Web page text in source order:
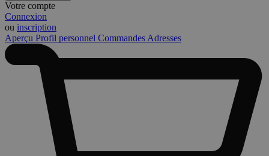
Votre compte
Connexion
ou inscription
Aperçu Profil personnel Commandes Adresses